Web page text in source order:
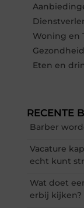
Woning en
Gezondheid
Eten en
RECENTE
Barber
Vacature
echt kunt
Wat doet
erbij kijken?